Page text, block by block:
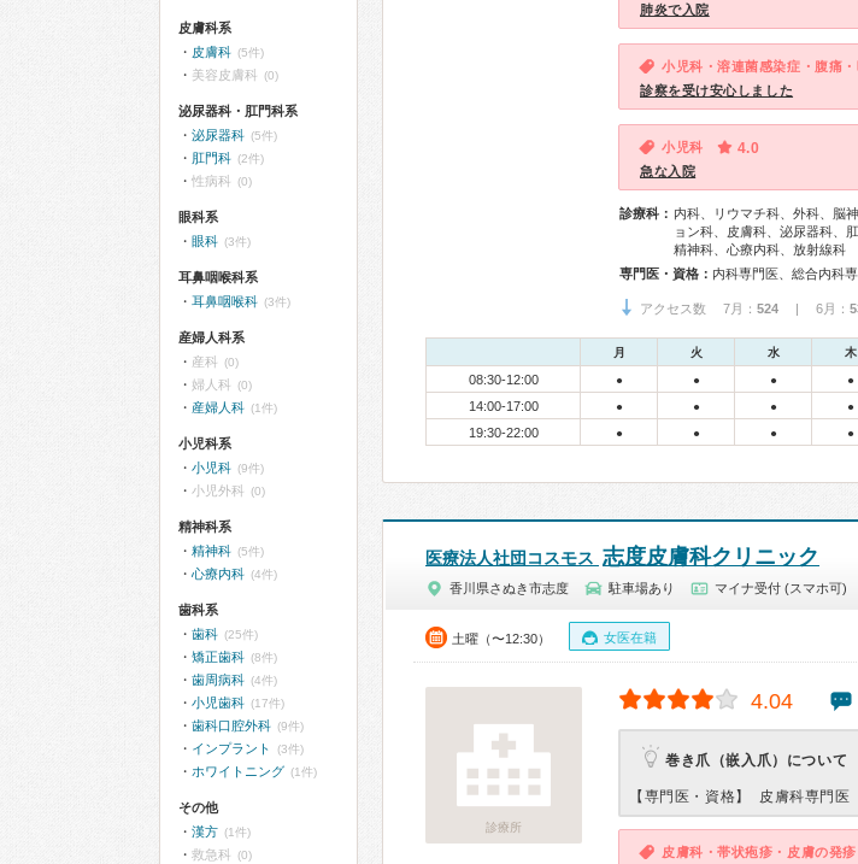
肺炎で入院
小児科・溶連菌感染症・腹痛・
診察を受け安心しました
小児科 4.0
急な入院
診療科： 内科、リウマチ科、外科、脳
ョン科、皮膚科、泌尿器科、
精神科、心療内科、放射線科
専門医・資格：
アクセス数 7月： 524 | 6月：
月 火 水 木
08:30-12:00 ● ● ● ●
14:00-17:00
● ● ● ●
19:30-22:00 ● ● ● ●
医療法人社団コスモス 志度皮膚科クリニック
香川県さぬき市志度 駐車場あり マイナ受付 (スマホ可)
土曜（〜12:30） 女医在籍
診療所
4.04
巻き爪（嵌入爪）について
【専門医・資格】 皮膚科専門医
皮膚科・帯状疱疹・皮膚の発
皮膚科系
皮膚科 (5件)
美容皮膚科 (0)
泌尿器科・肛門科系
泌尿器科 (5件)
肛門科 (2件)
性病科 (0)
眼科系
眼科 (3件)
耳鼻咽喉科系
耳鼻咽喉科 (3件)
産婦人科系
産科 (0)
婦人科 (0)
産婦人科 (1件)
小児科系
小児科 (9件)
小児外科 (0)
精神科系
精神科 (5件)
心療内科 (4件)
歯科系
歯科 (25件)
矯正歯科 (8件)
歯周病科 (4件)
小児歯科 (17件)
歯科口腔外科 (9件)
インプラント (3件)
ホワイトニング (1件)
その他
漢方 (1件)
救急科 (0)